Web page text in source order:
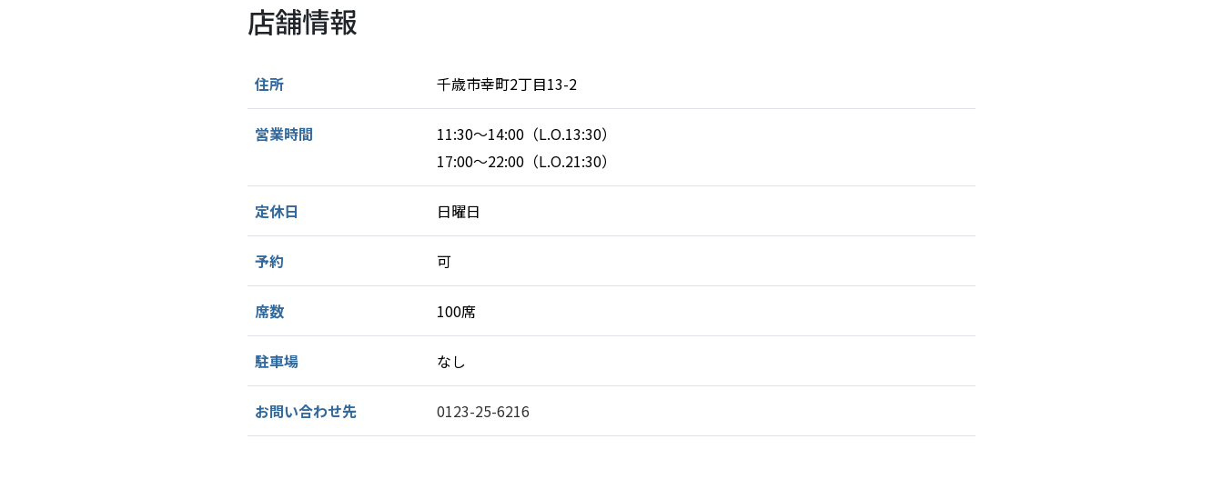
店舗情報
住所 千歳市幸町2丁目13-2
営業時間
11:30～14:00（L.O.13:30）
17:00～22:00（L.O.21:30）
定休日 日曜日
予約 可
席数 100席
駐車場 なし
お問い合わせ先 0123-25-6216